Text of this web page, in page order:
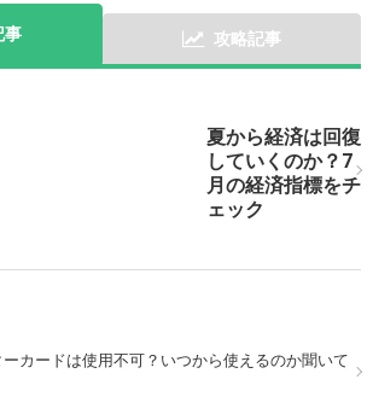
事 攻略記事
夏から経済は回復
していくのか？7
月の経済指標をチ
ェック
ーカードは使用不可？いつから使えるのか聞いて